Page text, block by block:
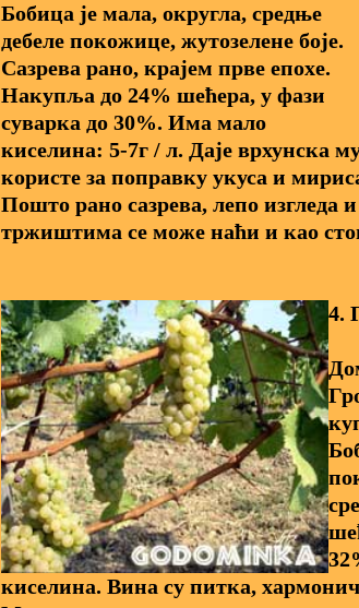
Бобица је мала, округла, средње
дебеле покожице, жутозелене боје.
Сазрева рано, крајем прве епохе.
Накупља до 24% шећера, у фази
суварка до 30%. Има мало
киселина: 5-7г / л. Даје врхунска
користе за поправку укуса и
Пошто рано сазрева, лепо
тржиштима се може наћи и као
4.
киселина. Вина су питка,